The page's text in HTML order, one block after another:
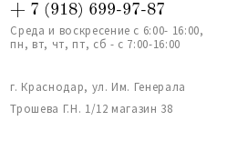
+ 7 (918) 699-97-87
Среда и воскресение с 6:00- 16:00,
пн, вт, чт, пт, сб - с 7:00-16:00
г. Краснодар, ул. Им. Генерала
Трошева Г.Н. 1/12 магазин 38